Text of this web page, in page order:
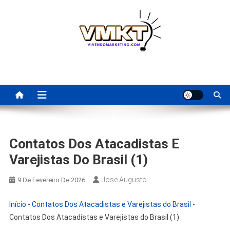
Para Revenda | Vivendo
Marketing
Contatos Dos Atacadistas E
Varejistas Do Brasil (1)
9 De Fevereiro De 2026 Jose Augusto
Início - Contatos Dos Atacadistas e Varejistas do Brasil -
Contatos Dos Atacadistas e Varejistas do Brasil (1)